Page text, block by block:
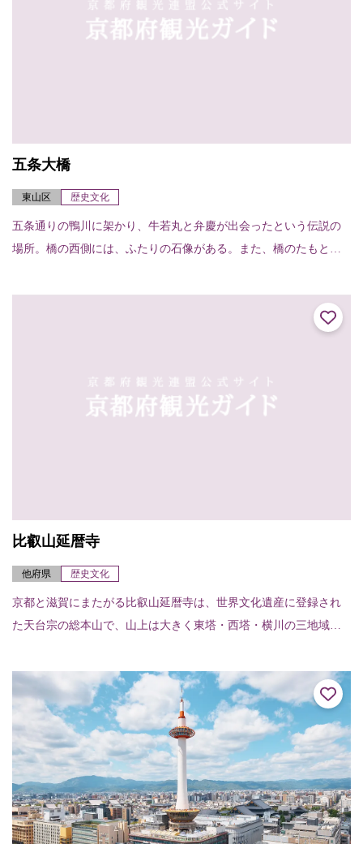
五条大橋
東山区 歴史文化
五条通りの鴨川に架かり、牛若丸と弁慶が出会ったという伝説の
場所。橋の西側には、ふたりの石像がある。また、橋のたもとに
建っている。
比叡山延暦寺
他府県 歴史文化
京都と滋賀にまたがる比叡山延暦寺は、世界文化遺産に登録され
た天台宗の総本山で、山上は大きく東塔・西塔・横川の三地域に
中心に広がっている。...